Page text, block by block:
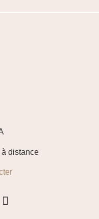
distance